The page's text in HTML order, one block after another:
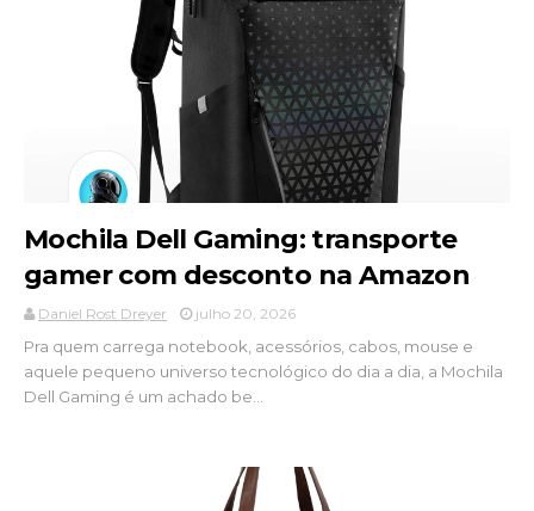
Mochila Dell Gaming: transporte
gamer com desconto na Amazon
Daniel Rost Dreyer julho 20, 2026
Pra quem carrega notebook, acessórios, cabos, mouse e
aquele pequeno universo tecnológico do dia a dia, a Mochila
Dell Gaming é um achado be...